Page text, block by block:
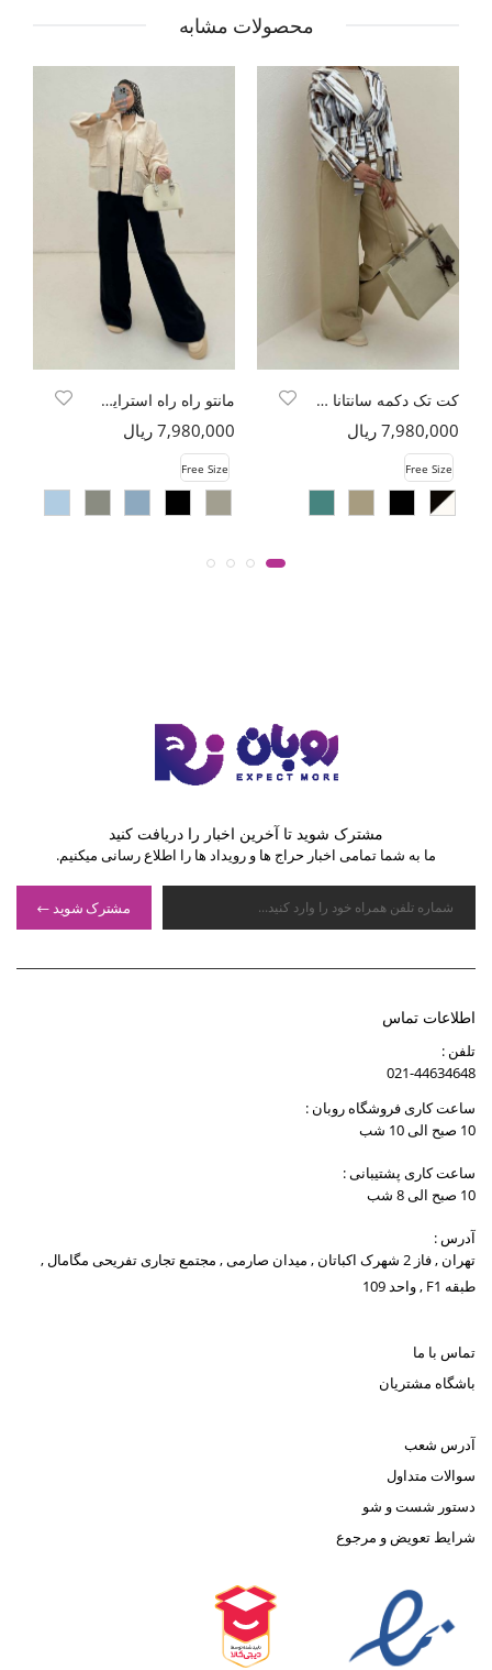
محصولات مشابه
کت تک دکمه سانتانا چاپی کمربنددار
7,980,000 ریال
Free Size
مانتو راه راه استرایپ دو جیب پاکتی ژورا
7,980,000 ریال
Free Size
مشترک شوید تا آخرین اخبار را دریافت کنید
ما به شما تمامی اخبار حراج ها و رویداد ها را اطلاع رسانی میکنیم.
مشترک شوید
اطلاعات تماس
تلفن :
021-44634648
ساعت کاری فروشگاه روبان :
10 صبح الی 10 شب
ساعت کاری پشتیبانی :
10 صبح الی 8 شب
آدرس :
تهران , فاز 2 شهرک اکباتان , میدان صارمی , مجتمع تجاری تفریحی مگامال ,
طبقه F1 , واحد 109
تماس با ما
باشگاه مشتریان
آدرس شعب
سوالات متداول
دستور شست و شو
شرایط تعویض و مرجوع